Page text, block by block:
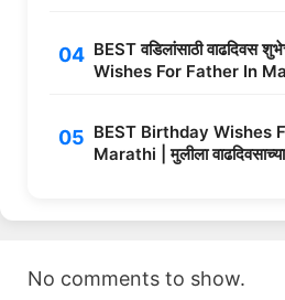
BEST वडिलांसाठी वाढदिवस
Wishes For Father In
BEST Birthday Wishes
Marathi | मुलीला वाढदिवसाच्या
No comments to show.